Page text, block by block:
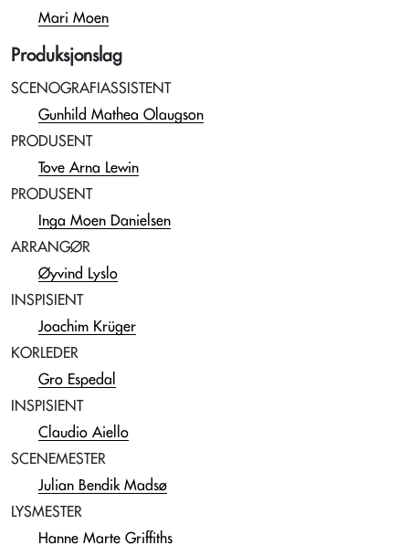
Mari Moen
Produksjonslag
SCENOGRAFIASSISTENT
Gunhild Mathea Olaugson
PRODUSENT
Tove Arna Lewin
PRODUSENT
Inga Moen Danielsen
ARRANGØR
Øyvind Lyslo
INSPISIENT
Joachim Krüger
KORLEDER
Gro Espedal
INSPISIENT
Claudio Aiello
SCENEMESTER
Julian Bendik Madsø
LYSMESTER
Hanne Marte Griffiths